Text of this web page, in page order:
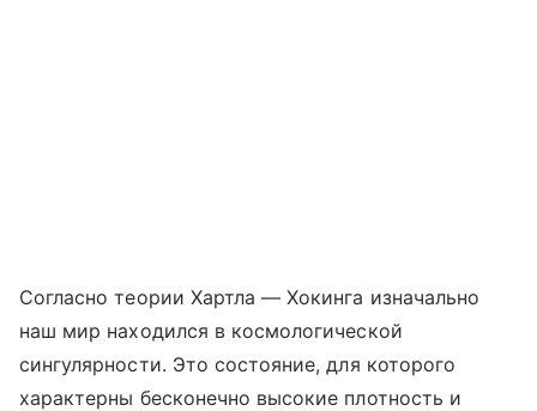
Согласно теории Хартла — Хокинга изначально
наш мир находился в космологической
сингулярности. Это состояние, для которого
характерны бесконечно высокие плотность и